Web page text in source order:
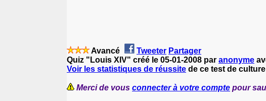
Avancé Tweeter Partager
Quiz "Louis XIV" créé le 05-01-2008 par anonyme
Voir les statistiques de réussite de ce test de
Merci de vous connecter à votre compte pour